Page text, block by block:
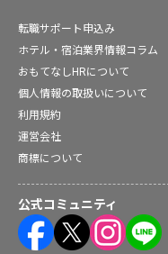
転職サポート申込み
ホテル・宿泊業界情報コラム
おもてなしHRについて
個人情報の取扱いについて
利用規約
運営会社
商標について
公式コミュニティ